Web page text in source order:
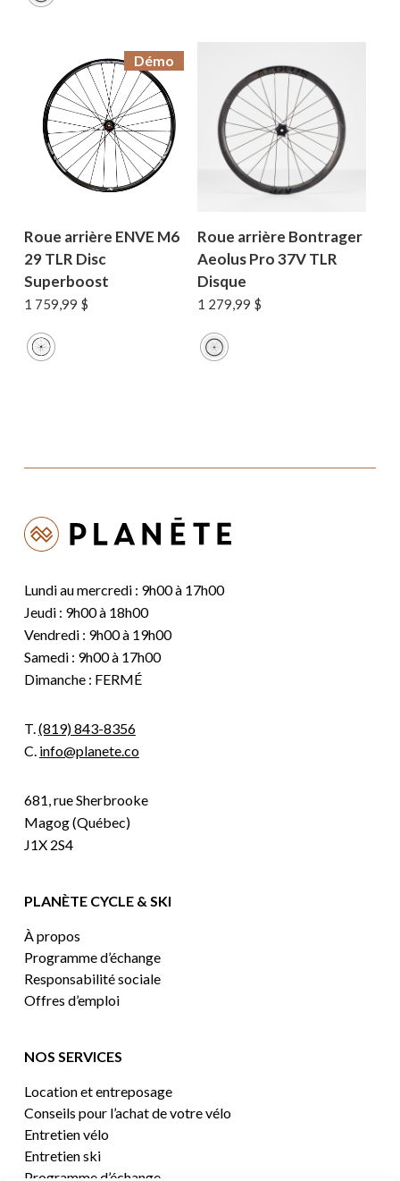
Roue arrière ENVE M6
29 TLR Disc
Superboost
1 759,99 $
Démo
Roue arrière Bontrager
Aeolus Pro 37V TLR
Disque
1 279,99 $
Lundi au mercredi : 9h00 à 17h00
Jeudi : 9h00 à 18h00
Vendredi : 9h00 à 19h00
Samedi : 9h00 à 17h00
Dimanche : FERMÉ
T.(819) 843-8356
C. info@planete.co
681, rue Sherbrooke
Magog (Québec)
J1X 2S4
PLANÈTE CYCLE & SKI
À propos
Programme d’échange
Responsabilité sociale
Offres d’emploi
NOS SERVICES
Location et entreposage
Conseils pour l’achat de votre vélo
Entretien vélo
Entretien ski
Programme d’échange